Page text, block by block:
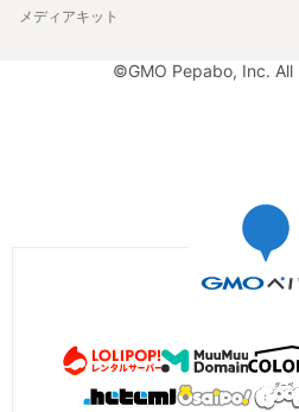
メディアキット
©GMO Pepabo, Inc.